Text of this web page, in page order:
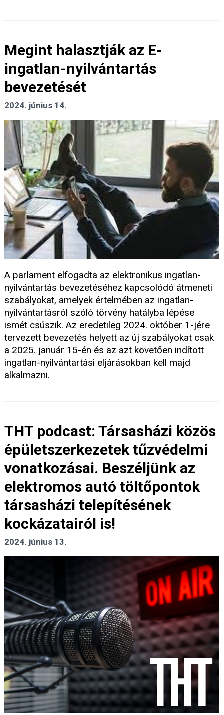
Megint halasztják az E-
ingatlan-nyilvántartás
bevezetését
2024. június 14.
A parlament elfogadta az elektronikus ingatlan-
nyilvántartás bevezetéséhez kapcsolódó átmeneti
szabályokat, amelyek értelmében az ingatlan-
nyilvántartásról szóló törvény hatályba lépése
ismét csúszik. Az eredetileg 2024. október 1-jére
tervezett bevezetés helyett az új szabályokat csak
a 2025. január 15-én és az azt követően indított
ingatlan-nyilvántartási eljárásokban kell majd
alkalmazni.
THT podcast: Társasházi közös
épületszerkezetek tűzvédelmi
vonatkozásai. Beszéljünk az
elektromos autó töltőpontok
társasházi telepítésének
kockázatairól is!
2024. június 13.